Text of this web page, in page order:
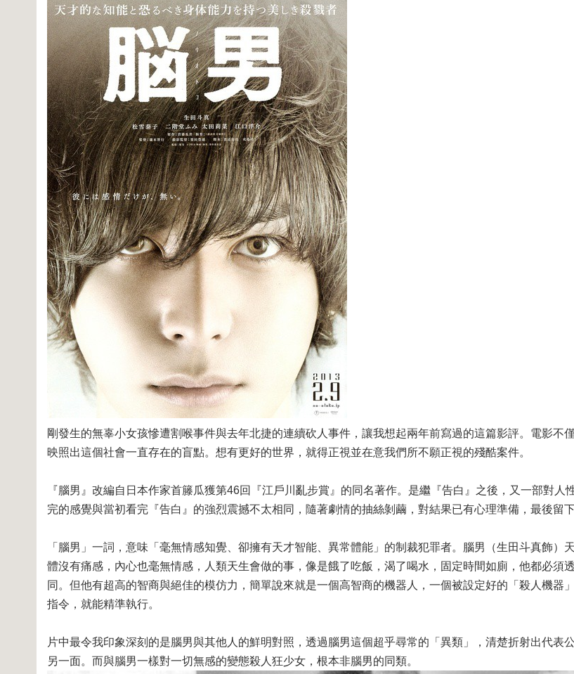
剛發生的無辜小女孩慘遭割喉事件與去年北捷的連續砍人事件，讓我想起兩年前寫過的這篇影評。電影不
映照出這個社會一直存在的盲點。想有更好的世界，就得正視並在意我們所不願正視的殘酷案件。
『腦男』改編自日本作家首籐瓜獲第46回『江戶川亂步賞』的同名著作。是繼『告白』之後，又一部對人
完的感覺與當初看完『告白』的強烈震撼不太相同，隨著劇情的抽絲剝繭，對結果已有心理準備，最後留
「腦男」一詞，意味「毫無情感知覺、卻擁有天才智能、異常體能」的制裁犯罪者。腦男（生田斗真飾）
體沒有痛感，內心也毫無情感，人類天生會做的事，像是餓了吃飯，渴了喝水，固定時間如廁，他都必須
同。但他有超高的智商與絕佳的模仿力，簡單說來就是一個高智商的機器人，一個被設定好的「殺人機器
指令，就能精準執行。
片中最令我印象深刻的是腦男與其他人的鮮明對照，透過腦男這個超乎尋常的「異類」，清楚折射出代表
另一面。而與腦男一樣對一切無感的變態殺人狂少女，根本非腦男的同類。